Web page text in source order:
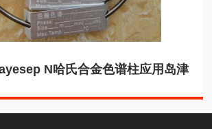
N哈氏合金色谱柱应用岛津